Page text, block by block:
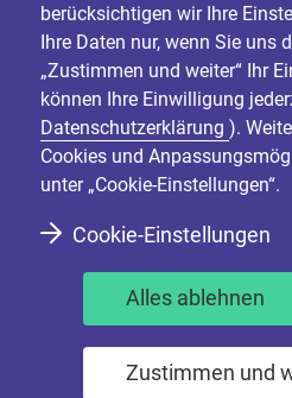
berücksichtigen wir Ihre
Ihre Daten nur, wenn Sie uns
„Zustimmen und weiter“ Ihr
können Ihre Einwilligung
Datenschutzerklärung ).
Cookies und
unter „Cookie-Einstellungen“.
Cookie-Einstellungen
Alles ablehnen
Zustimmen und